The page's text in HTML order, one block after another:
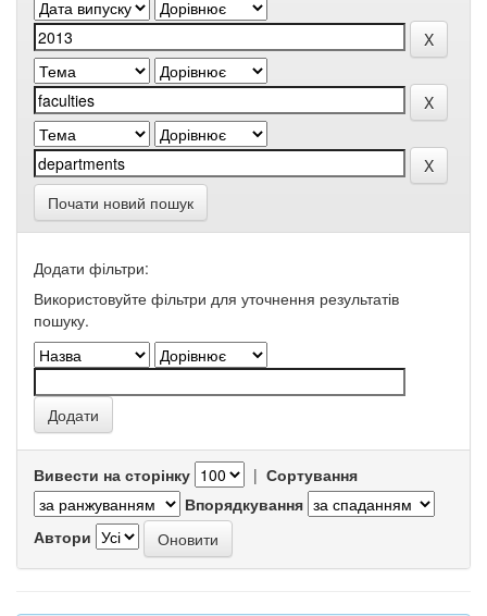
Почати новий пошук
Додати фільтри:
Використовуйте фільтри для уточнення результатів
пошуку.
Вивести на сторінку | Сортування
Впорядкування
Автори